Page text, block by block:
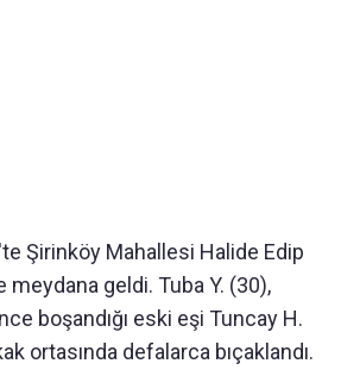
Şirinköy Mahallesi Halide Edip
meydana geldi. Tuba Y. (30),
boşandığı eski eşi Tuncay H.
ortasında defalarca bıçaklandı.